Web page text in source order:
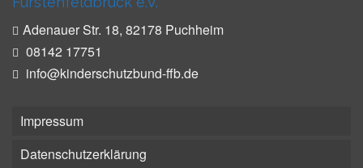
Ade­nauer Str. 18, 82178 Puch­heim
08142 17751
info@kinderschutzbund-ffb.de
Impressum
Datenschutzerklärung